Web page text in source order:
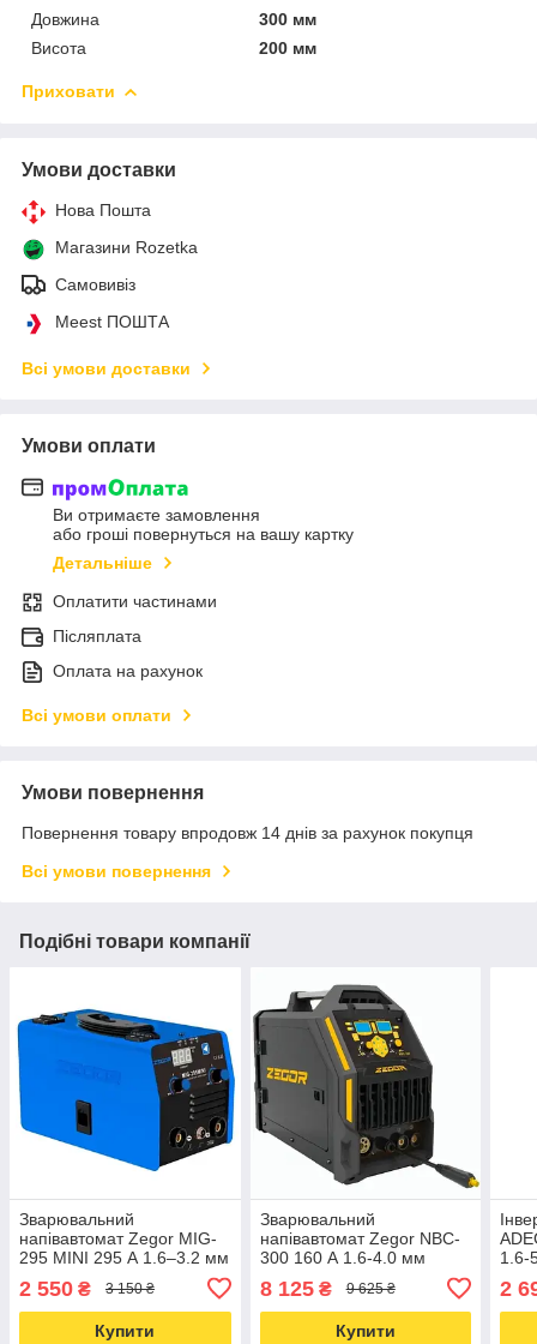
Довжина
300 мм
Висота
200 мм
Приховати
Умови доставки
Нова Пошта
Магазини Rozetka
Самовивіз
Meest ПОШТА
Всі умови доставки
Умови оплати
Ви отримаєте замовлення
або гроші повернуться на вашу картку
Детальніше
Оплатити частинами
Післяплата
Оплата на рахунок
Всі умови оплати
Умови повернення
Повернення товару впродовж 14 днів за рахунок покупця
Всі умови повернення
Подібні товари компанії
Зварювальний
напівавтомат Zegor MIG-
295 MINI 295 А 1.6–3.2 мм
2 550 ₴ 3 150 ₴
Купити
Зварювальний
напівавтомат Zegor NBC-
300 160 А 1.6-4.0 мм
8 125₴ 9 625 ₴
Купити
1.6-
2